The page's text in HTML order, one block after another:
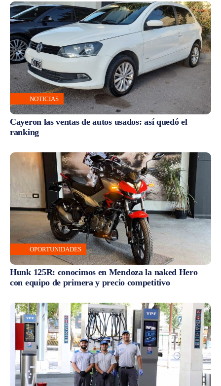
NOTICIAS
Cayeron las ventas de autos usados: así quedó el
ranking
OPORTUNIDADES
Hunk 125R: conocimos en Mendoza la naked Hero
con equipo de primera y precio competitivo